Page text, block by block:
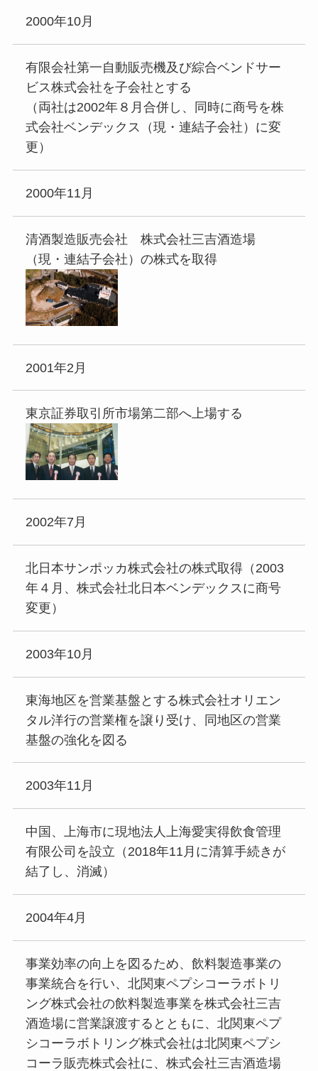
2000年10月
有限会社第一自動販売機及び綜合ベンドサー
ビス株式会社を子会社とする
（両社は2002年８月合併し、同時に商号を株
式会社ベンデックス（現・連結子会社）に変
更）
2000年11月
清酒製造販売会社 株式会社三吉酒造場
（現・連結子会社）の株式を取得
2001年2月
東京証券取引所市場第二部へ上場する
2002年7月
北日本サンポッカ株式会社の株式取得（2003
年４月、株式会社北日本ベンデックスに商号
変更）
2003年10月
東海地区を営業基盤とする株式会社オリエン
タル洋行の営業権を譲り受け、同地区の営業
基盤の強化を図る
2003年11月
中国、上海市に現地法人上海愛実得飲食管理
有限公司を設立（2018年11月に清算手続きが
結了し、消滅）
2004年4月
事業効率の向上を図るため、飲料製造事業の
事業統合を行い、北関東ペプシコーラボトリ
ング株式会社の飲料製造事業を株式会社三吉
酒造場に営業譲渡するとともに、北関東ペプ
シコーラボトリング株式会社は北関東ペプシ
コーラ販売株式会社に、株式会社三吉酒造場